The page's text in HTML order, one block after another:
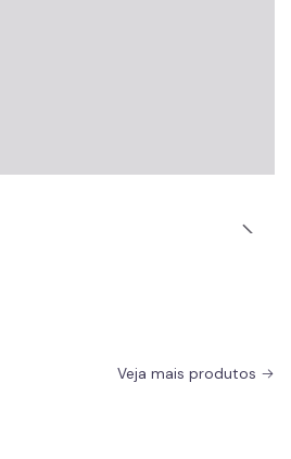
Veja mais produtos